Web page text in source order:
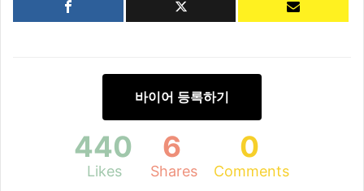
바이어 등록하기
440
Likes
6
Shares
0
Comments